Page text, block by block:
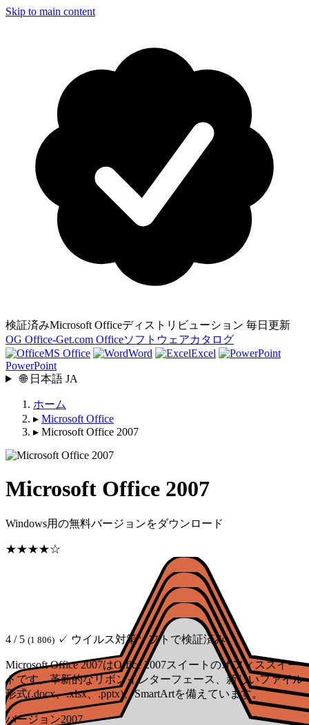
Skip to main content
検証済みMicrosoft Officeディストリビューション 毎日更新
OG Office-Get.com Officeソフトウェアカタログ
MS Office
Word
Excel
PowerPoint
🌐 日本語 JA
ホーム
▸ Microsoft Office
▸ Microsoft Office 2007
Microsoft Office 2007
Windows用の無料バージョンをダウンロード
★★★★☆
4 / 5 (1 806) ✓ ウイルス対策ソフトで検証済み
Microsoft Office 2007はOffice 2007スイートのオフィススイー
トです。革新的なリボンインターフェース、新しいファイル
形式(.docx、.xlsx、.pptx)、SmartArtを備えています。
バージョン2007